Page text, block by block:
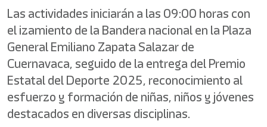
Las actividades iniciarán a las 09:00 horas con
el izamiento de la Bandera nacional en la Plaza
General Emiliano Zapata Salazar de
Cuernavaca, seguido de la entrega del Premio
Estatal del Deporte 2025, reconocimiento al
esfuerzo y formación de niñas, niños y jóvenes
destacados en diversas disciplinas.